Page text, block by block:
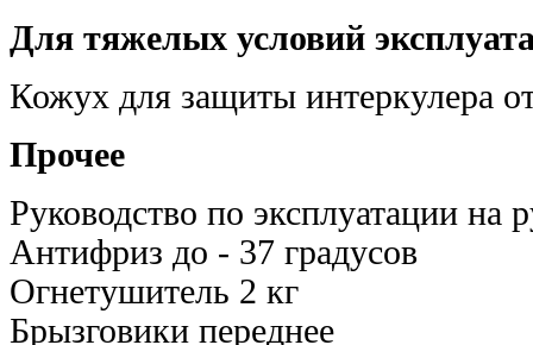
Для тяжелых условий
Кожух для защиты интеркулера
Прочее
Руководство по эксплуатации на
Антифриз до - 37 градусов
Огнетушитель 2 кг
Брызговики переднее